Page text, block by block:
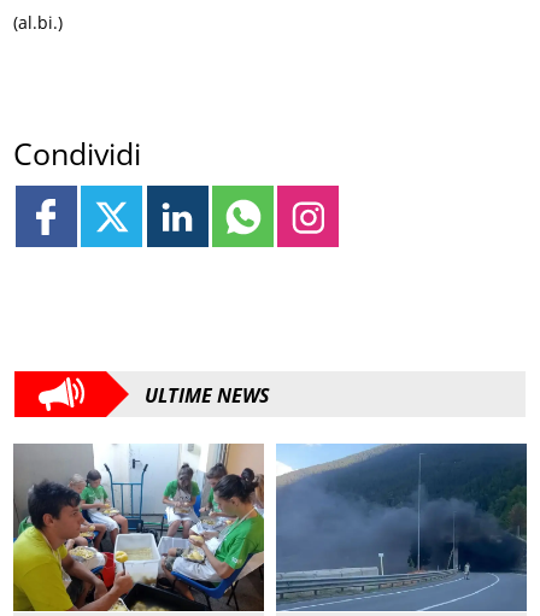
(al.bi.)
Condividi
ULTIME NEWS